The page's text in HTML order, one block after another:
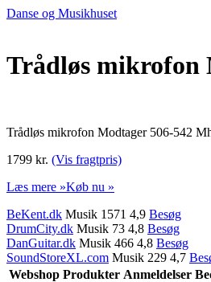
Danse og Musikhuset
Trådløs mikrofon
Trådløs mikrofon Modtager 506-542
1799 kr. (Vis fragtpris)
Læs mere »Køb nu »
BeKent.dk Musik 1571 4,9 Besøg
DrumCity.dk Musik 73 4,8 Besøg
DanGuitar.dk Musik 466 4,8 Besøg
SoundStoreXL.com Musik 229 4,7
Webshop Produkter Anmeldelser